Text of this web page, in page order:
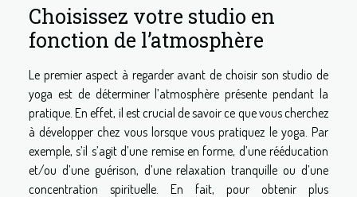
Choisissez votre studio en
fonction de l’atmosphère
Le premier aspect à regarder avant de choisir son studio de
yoga est de déterminer l’atmosphère présente pendant la
pratique. En effet, il est crucial de savoir ce que vous cherchez
à développer chez vous lorsque vous pratiquez le yoga. Par
exemple, s’il s’agit d’une remise en forme, d’une rééducation
et/ou d’une guérison, d’une relaxation tranquille ou d’une
concentration spirituelle. En fait, pour obtenir plus